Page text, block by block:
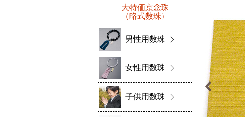
大特価京念珠
（略式数珠）
男性用数珠
女性用数珠
子供用数珠